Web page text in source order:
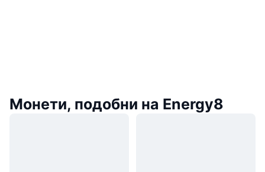
Монети, подобни на Energy8